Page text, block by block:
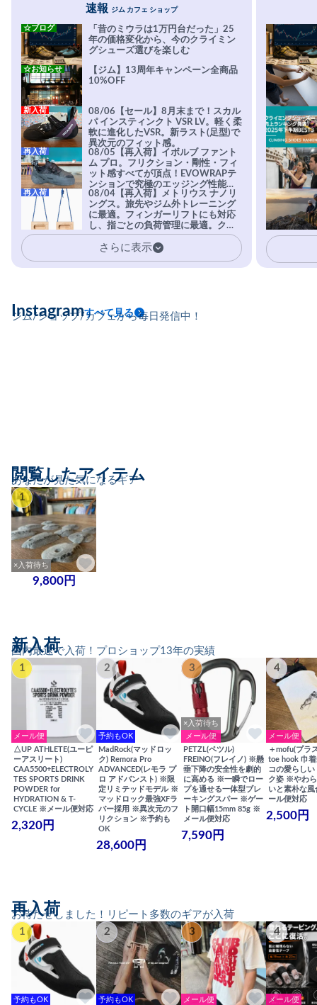
速報 ジム カフェ ショップ
「昔のミウラは1万円台だった」25
年の価格変化から、今のクライミン
グシューズ選びを楽しむ
☆ブログ
【ジム】13周年キャンペーン全商品
10%OFF
☆お知らせ
08/06【セール】8月末まで！スカル
パ インスティンクト VSR LV。軽く柔
軟に進化したVSR。新ラスト(足型)で
異次元のフィット感。
新入荷
08/05【再入荷】イボルブ ファント
ム プロ。フリクション・剛性・フィ
ット感すべてが頂点！EVOWRAPテ
ンションで究極のエッジング性能を
実現。進化系ラバーEvo-74はTRAX
を凌駕する粘着力で極小ホールドに
安心感。
再入荷
08/04【再入荷】メトリウス ナノリ
ングス。旅先やジム外トレーニング
に最適。フィンガーリフトにも対応
し、指ごとの負荷管理に最適。クラ
イマーの指を本気で鍛えるギア。
再入荷
さらに表示
ジム/ショップ/カフェから毎日発信中！
Instagramすべて見る
あなたが見た気になるギア
閲覧したアイテム
1
×入荷待ち
9,800円
国内最速で入荷！プロショップ13年の実績
新入荷
1
メール便
△UP ATHLETE(ユーピ
ーアスリート)
CAA5500+ELECTROLY
TES SPORTS DRINK
POWDER for
HYDRATION & T-
CYCLE ※メール便対応
2,320円
2
予約もOK
MadRock(マッドロッ
ク) Remora Pro
ADVANCED(レモラ プ
ロ アドバンスト) ※限
定リミテッドモデル ※
マッドロック最強XFラ
バー採用 ※異次元のフ
リクション ※予約も
OK
28,600円
3
×入荷待ち
メール便
PETZL(ペツル)
FREINO(フレイノ) ※懸
垂下降の安全性を劇的
に高める ※一瞬でロー
プを通せる一体型ブレ
ーキングスパー ※ゲー
ト開口幅15mm 85g ※
メール便対応
7,590円
4
メール便
＋mofu(プラ
toe hook 巾
コの愛らしい
ク姿 ※やわ
いと素朴な
ール便対応
2,500円
お待たせしました！リピート多数のギアが入荷
再入荷
1
予約もOK
2
予約もOK
3
メール便
4
メール便